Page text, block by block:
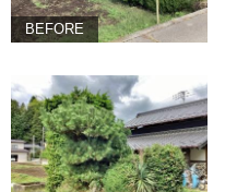
BEFORE